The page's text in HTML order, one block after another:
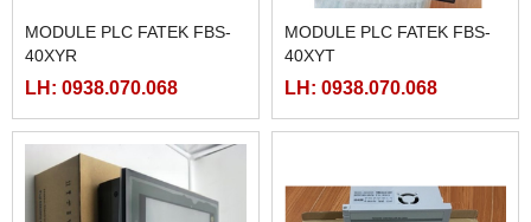
MODULE PLC FATEK FBS-
40XYR
LH: 0938.070.068
MODULE PLC FATEK FBS-
40XYT
LH: 0938.070.068